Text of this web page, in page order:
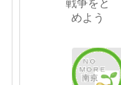
戦争をと
めよう